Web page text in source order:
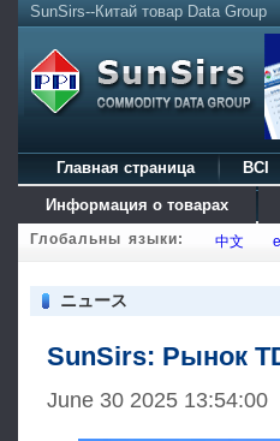
SunSirs--Китай товар Data Group
Главная страница BCI
Информация о товарах
Глобальны языки: 中文
ニュース
SunSirs: Рынок
June 30 2025